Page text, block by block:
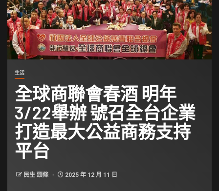
生活
全球商聯會春酒 明年
3/22舉辦 號召全台企業
打造最大公益商務支持
平台
民生 頭條 2025 年 12 月 11 日